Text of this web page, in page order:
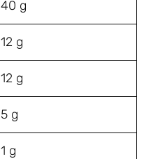
40 g
12 g
12 g
5 g
1 g